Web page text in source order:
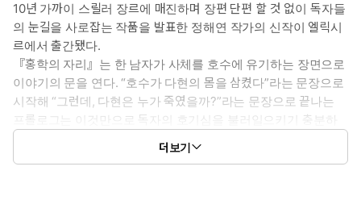
10년 가까이 스릴러 장르에 매진하며 장편 단편 할 것 없이 독자들
의 눈길을 사로잡는 작품을 발표한 정해연 작가의 신작이 엘릭시
르에서 출간됐다.
『홍학의 자리』는 한 남자가 사체를 호수에 유기하는 장면으로
이야기의 문을 연다. “호수가 다현의 몸을 삼켰다”라는 문장으로
시작해 “그런데, 다현은 누가 죽였을까?”라는 문장으로 끝나는
프롤로그는 이것만으로 독자의 호기심을 불러일으키기 충분하
다. 정해연 작가의 장점은 누구나 궁금해할 만한 설정과 이야기
전개. 『홍학의 자리』는 그런 그의 장점이 최고조에 달한 작품
더보기